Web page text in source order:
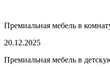
Премиальная мебель в
20.12.2025
Премиальная мебель в